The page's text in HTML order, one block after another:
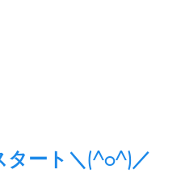
ート＼(^o^)／